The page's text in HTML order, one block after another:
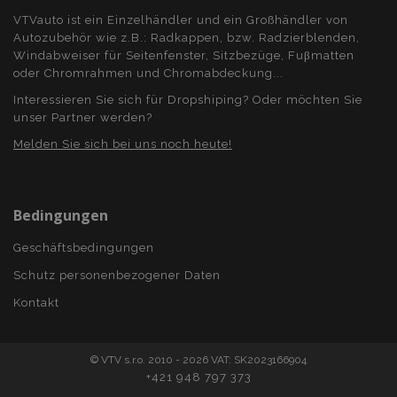
VTVauto ist ein Einzelhändler und ein Großhändler von
Autozubehör wie z.B.: Radkappen, bzw. Radzierblenden,
Windabweiser für Seitenfenster, Sitzbezüge, Fuβmatten
oder Chromrahmen und Chromabdeckung...
Interessieren Sie sich für Dropshiping? Oder möchten Sie
unser Partner werden?
Melden Sie sich bei uns noch heute!
Bedingungen
Geschäftsbedingungen
Schutz personenbezogener Daten
Kontakt
© VTV s.r.o. 2010 - 2026 VAT: SK2023166904
+421 948 797 373
recently_viewed_product
Adobe Inc.
www.vtvauto.at
section_data_ids
Adobe Inc.